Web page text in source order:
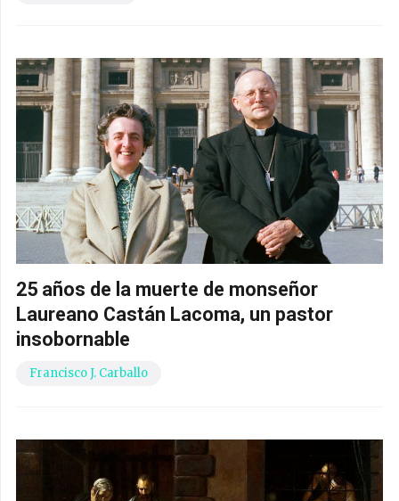
25 años de la muerte de monseñor
Laureano Castán Lacoma, un pastor
insobornable
Francisco J. Carballo